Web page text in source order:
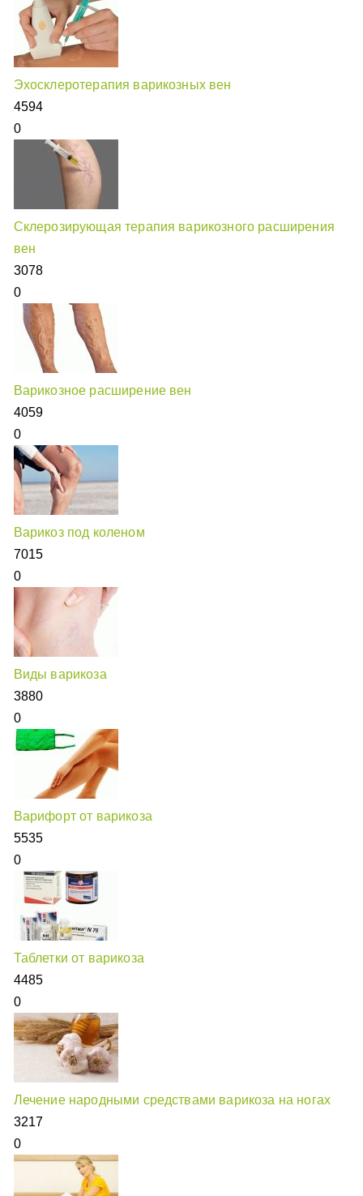
Эхосклеротерапия варикозных вен
4594
0
Склерозирующая терапия варикозного расширения
вен
3078
0
Варикозное расширение вен
4059
0
Варикоз под коленом
7015
0
Виды варикоза
3880
0
Варифорт от варикоза
5535
0
Таблетки от варикоза
4485
0
Лечение народными средствами варикоза на ногах
3217
0